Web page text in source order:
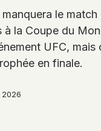
le match
à la Coupe du
UFC, mais
en finale.
2026